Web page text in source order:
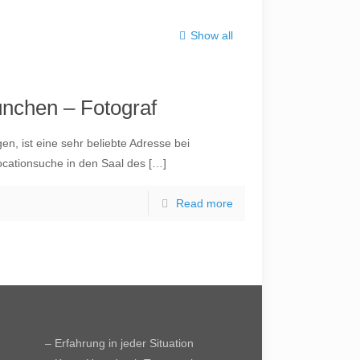
Show all
– Fotograf
ist eine sehr beliebte Adresse bei
in den Saal des[…]
Read more
– Erfahrung in jeder Situation